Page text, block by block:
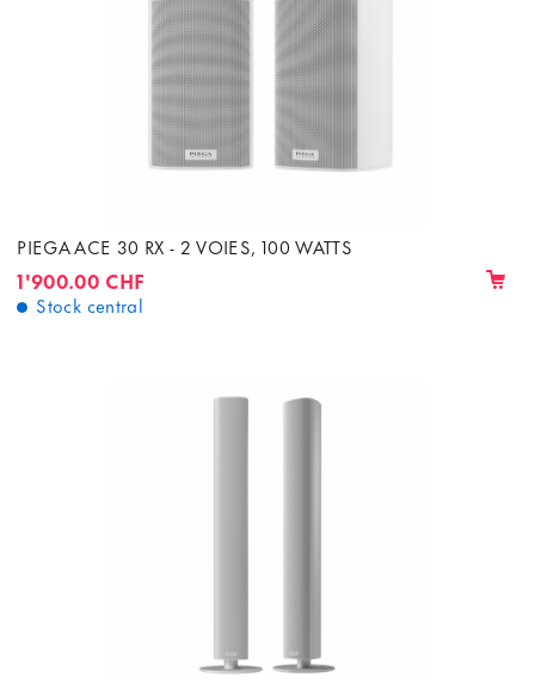
PIEGA ACE 30 RX - 2 VOIES, 100 WATTS
1'900.00 CHF
Stock central